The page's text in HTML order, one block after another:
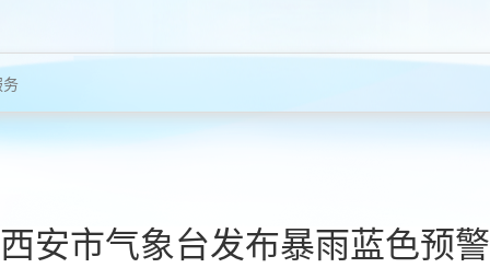
西安市气象台发布暴雨蓝色预警